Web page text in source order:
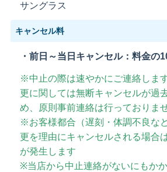
サングラス
キャンセル料
・前日～当日キャンセル：料金の
※中止の際は速やかにご連絡しま
更に関しては無断キャンセルが過
め、原則事前連絡は行っておりま
※お客様都合（遅刻・体調不良な
更を理由にキャンセルされる場合
が発生します
※当店から中止連絡がないにもか